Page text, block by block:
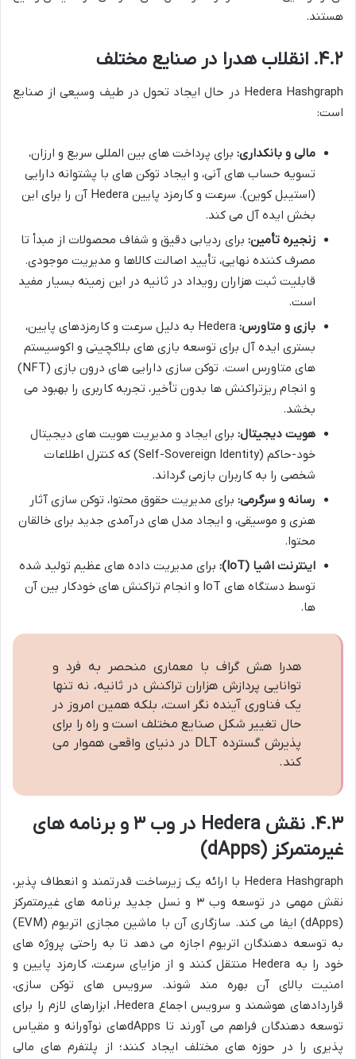
هستند.
۴.۲. انقلاب هدرا در صنایع مختلف
Hedera Hashgraph در حال ایجاد تحول در طیف وسیعی از صنایع
است:
مالی و بانکداری: برای پرداخت های بین المللی سریع و ارزان،
تسویه حساب های آنی، و ایجاد توکن های با پشتوانه دارایی
(استیبل کوین). سرعت و کارمزد پایین Hedera آن را برای این
بخش ایده آل می کند.
زنجیره تأمین: برای ردیابی دقیق و شفاف محصولات از مبدأ تا
مصرف کننده نهایی، تأیید اصالت کالاها و مدیریت موجودی.
قابلیت ثبت هزاران رویداد در ثانیه در این زمینه بسیار مفید
است.
بازی و متاورس:
Hedera به دلیل سرعت و کارمزدهای پایین،
بستری ایده آل برای توسعه بازی های بلاکچینی و اکوسیستم
های متاورس است. توکن سازی دارایی های درون بازی (NFT)
و انجام ریزتراکنش ها بدون تأخیر، تجربه کاربری را بهبود می
بخشد.
هویت دیجیتال: برای ایجاد و مدیریت هویت های دیجیتال
خود-حاکم (Self-Sovereign Identity) که کنترل اطلاعات
شخصی را به کاربران بازمی گرداند.
رسانه و سرگرمی: برای مدیریت حقوق محتوا، توکن سازی آثار
هنری و موسیقی، و ایجاد مدل های درآمدی جدید برای خالقان
محتوا.
اینترنت اشیا (IoT):
برای مدیریت داده های عظیم تولید شده
توسط دستگاه های IoT و انجام تراکنش های خودکار بین آن
ها.
هدرا هش گراف با معماری منحصر به فرد و
توانایی پردازش هزاران تراکنش در ثانیه، نه تنها
یک فناوری آینده نگر است، بلکه همین امروز در
حال تغییر شکل صنایع مختلف است و راه را برای
پذیرش گسترده DLT در دنیای واقعی هموار می
کند.
۴.۳. نقش Hedera در وب ۳ و برنامه های
غیرمتمرکز (dApps)
Hedera Hashgraph با ارائه یک زیرساخت قدرتمند و انعطاف پذیر،
نقش مهمی در توسعه وب ۳ و نسل جدید برنامه های غیرمتمرکز
(dApps) ایفا می کند. سازگاری آن با ماشین مجازی اتریوم (EVM)
به توسعه دهندگان اتریوم اجازه می دهد تا به راحتی پروژه های
خود را به Hedera منتقل کنند و از مزایای سرعت، کارمزد پایین و
امنیت بالای آن بهره مند شوند. سرویس های توکن سازی،
قراردادهای هوشمند و سرویس اجماع Hedera، ابزارهای لازم را برای
توسعه دهندگان فراهم می آورند تا dAppsهای نوآورانه و مقیاس
پذیری را در حوزه های مختلف ایجاد کنند؛ از پلتفرم های مالی